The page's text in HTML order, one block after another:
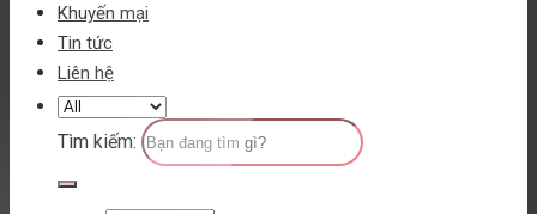
Khuyến mại
Tin tức
Liên hệ
Tìm kiếm: